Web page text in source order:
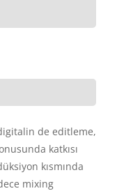
de editleme,
katkısı
kısmında
mixing